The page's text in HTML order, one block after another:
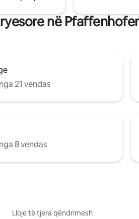
në
21 vendas
8 vendas
Lloje të tjera qëndrimesh